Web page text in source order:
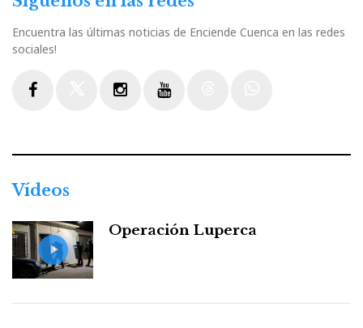
Encuentra las últimas noticias de Enciende Cuenca en las redes
sociales!
Vídeos
Operación Luperca